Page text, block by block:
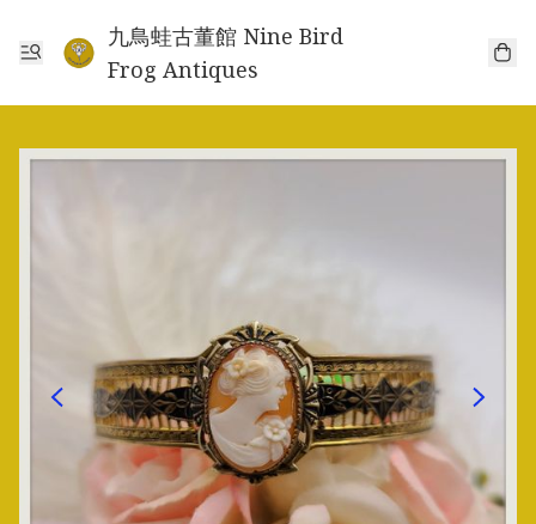
九鳥蛙古董館 Nine Bird
Frog Antiques